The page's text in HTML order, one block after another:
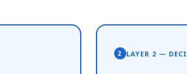
2 LAYER 2 —